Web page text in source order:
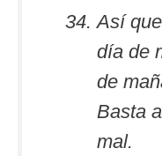
Así
día de
de
Basta
mal.